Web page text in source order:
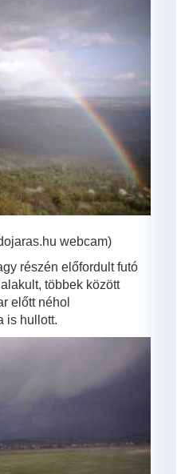
webcam)
részén előfordult futó
többek között
előtt néhol
is hullott.